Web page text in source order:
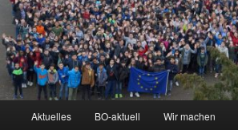
Aktuelles BO-aktuell Wir machen